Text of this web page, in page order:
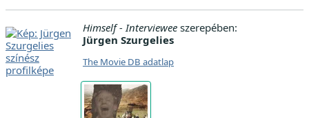
Himself - Interviewee szerepében:
Jürgen Szurgelies
The Movie DB adatlap